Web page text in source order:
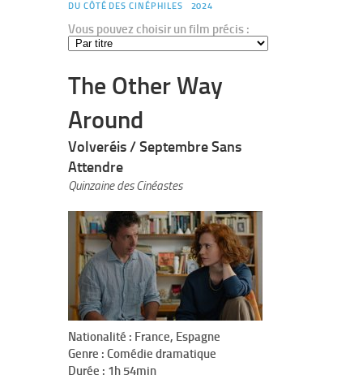
DU CÔTÉ DES CINÉPHILES 2024
Vous pouvez choisir un film précis :
The Other Way
Around
Volveréis / Septembre Sans
Attendre
Quinzaine des Cinéastes
Nationalité : France, Espagne
Genre : Comédie dramatique
Durée : 1h 54min